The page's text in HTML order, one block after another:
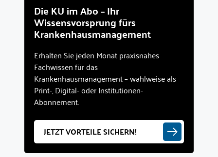
Die KU im Abo – Ihr
Wissensvorsprung fürs
Krankenhausmanagement
Erhalten Sie jeden Monat praxisnahes
Fachwissen für das
Krankenhausmanagement – wahlweise als
Print-, Digital- oder Institutionen-
Abonnement.
JETZT VORTEILE SICHERN!